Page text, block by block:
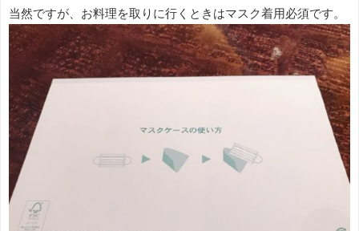
当然ですが、お料理を取りに行くときはマスク着用必須です。